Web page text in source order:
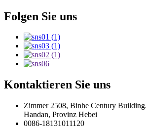
Folgen Sie uns
Kontaktieren Sie uns
Zimmer 2508, Binhe Century
Handan, Provinz Hebei
0086-18131011120